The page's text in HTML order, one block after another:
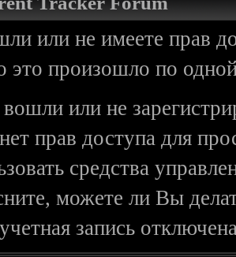
или не имеете прав
это произошло по
или не
прав доступа для
средства
можете ли Вы
запись